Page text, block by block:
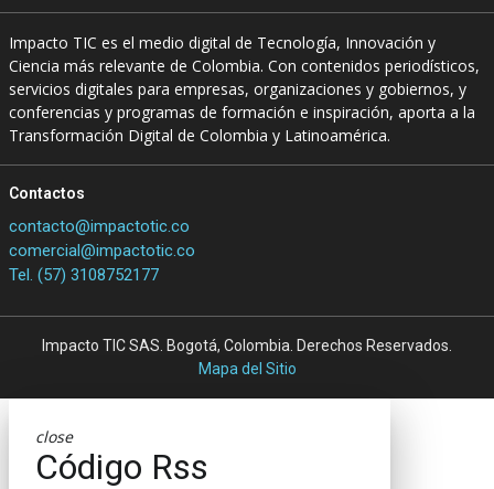
Impacto TIC es el medio digital de Tecnología, Innovación y
Ciencia más relevante de Colombia. Con contenidos periodísticos,
servicios digitales para empresas, organizaciones y gobiernos, y
conferencias y programas de formación e inspiración, aporta a la
Transformación Digital de Colombia y Latinoamérica.
Contactos
contacto@impactotic.co
comercial@impactotic.co
Tel. (57) 3108752177
Impacto TIC SAS. Bogotá, Colombia. Derechos Reservados.
Mapa del Sitio
close
Código Rss